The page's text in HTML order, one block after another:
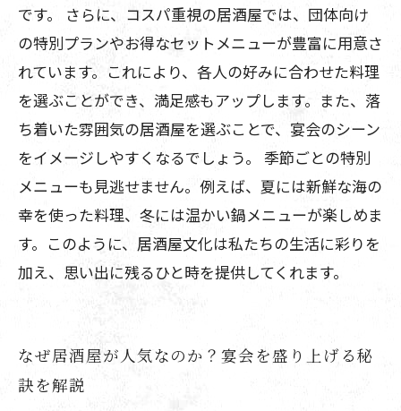
です。 さらに、コスパ重視の居酒屋では、団体向け
の特別プランやお得なセットメニューが豊富に用意さ
れています。これにより、各人の好みに合わせた料理
を選ぶことができ、満足感もアップします。また、落
ち着いた雰囲気の居酒屋を選ぶことで、宴会のシーン
をイメージしやすくなるでしょう。 季節ごとの特別
メニューも見逃せません。例えば、夏には新鮮な海の
幸を使った料理、冬には温かい鍋メニューが楽しめま
す。このように、居酒屋文化は私たちの生活に彩りを
加え、思い出に残るひと時を提供してくれます。
なぜ居酒屋が人気なのか？宴会を盛り上げる秘
訣を解説